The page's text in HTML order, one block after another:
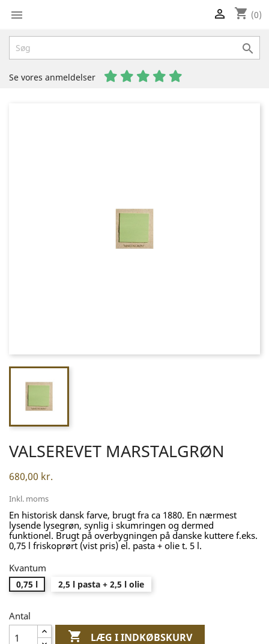
 shopping_cart (0)


Se vores anmeldelser
VALSEREVET MARSTALGRØN
680,00 kr.
Inkl. moms
En historisk dansk farve, brugt fra ca 1880. En nærmest
lysende lysegrøn, synlig i skumringen og dermed
funktionel. Brugt på overbygningen på danske kuttere f.eks.
0,75 l friskoprørt (vist pris) el. pasta + olie t. 5 l.
Kvantum
0,75 l 2,5 l pasta + 2,5 l olie
Antal
 LÆG I INDKØBSKURV